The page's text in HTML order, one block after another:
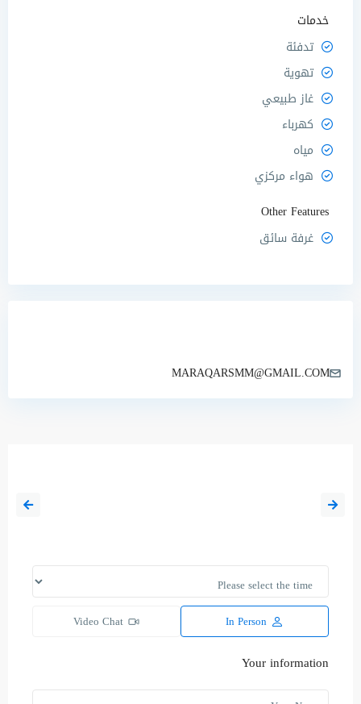
خدمات
تدفئة
تهوية
غاز طبيعي
كهرباء
مياه
هواء مركزي
Other Features
غرفة سائق
MARAQARSMM@GMAIL.COM
15
In Person
Video Chat
Your information